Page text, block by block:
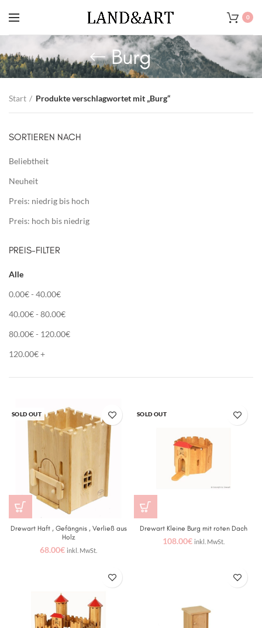
0
Burg
Start Produkte verschlagwortet mit „Burg“
SORTIEREN NACH
Beliebtheit
Neuheit
Preis: niedrig bis hoch
Preis: hoch bis niedrig
PREIS-FILTER
Alle
0.00€- 40.00€
40.00€- 80.00€
80.00€- 120.00€
120.00€+
SOLD OUT
Drewart Haft , Gefängnis , Verließ aus
Holz
68.00€ inkl. MwSt.
SOLD OUT
Drewart Kleine Burg mit roten Dach
108.00€ inkl. MwSt.